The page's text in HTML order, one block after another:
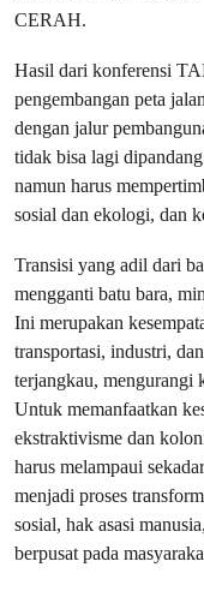
CERAH.
Hasil dari konferensi
pengembangan peta
dengan jalur
tidak bisa lagi
namun harus
sosial dan ekologi, dan
Transisi yang adil dari
mengganti batu bara,
Ini merupakan
transportasi, industri,
terjangkau, mengurangi
Untuk memanfaatkan
ekstraktivisme dan
harus melampaui
menjadi proses
sosial, hak asasi
berpusat pada